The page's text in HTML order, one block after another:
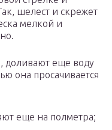
шелест и скрежет
мелкой и
доливают еще воду
она просачивается
еще на полметра;